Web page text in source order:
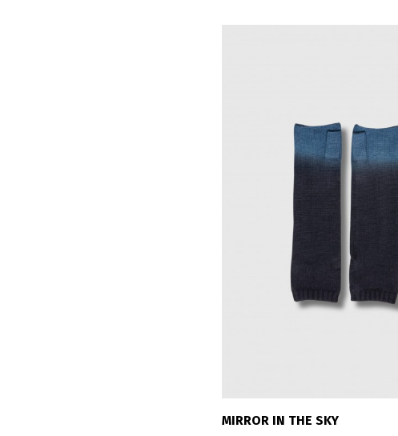
MIRROR IN THE SKY